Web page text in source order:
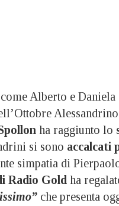
Alberto e
ha raggiunto lo
si sono accalcati
simpatia di
Radio Gold ha
che presenta